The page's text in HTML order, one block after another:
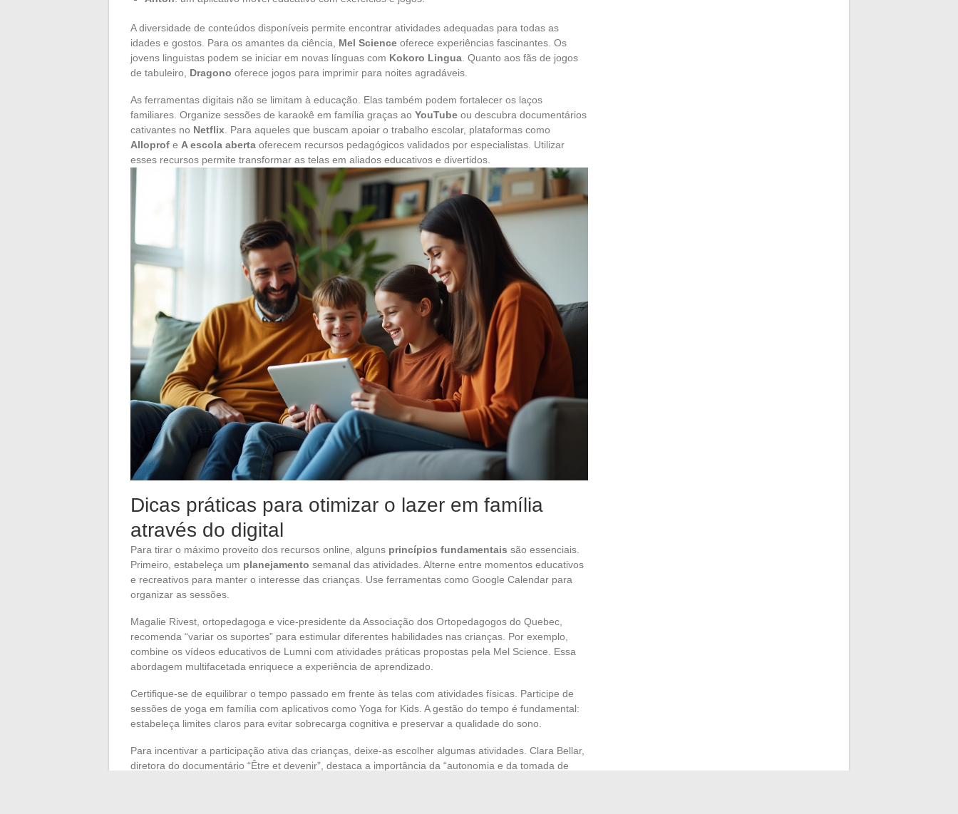
A diversidade de conteúdos disponíveis permite encontrar atividades adequadas para todas as
idades e gostos. Para os amantes da ciência, Mel Science oferece experiências fascinantes. Os
jovens linguistas podem se iniciar em novas línguas com Kokoro Lingua . Quanto aos fãs de jogos
de tabuleiro, Dragono oferece jogos para imprimir para noites agradáveis.
As ferramentas digitais não se limitam à educação. Elas também podem fortalecer os laços
familiares. Organize sessões de karaokê em família graças ao YouTube ou descubra documentários
cativantes no Netflix . Para aqueles que buscam apoiar o trabalho escolar, plataformas como
Alloprof e A escola aberta oferecem recursos pedagógicos validados por especialistas. Utilizar
esses recursos permite transformar as telas em aliados educativos e divertidos.
Dicas práticas para otimizar o lazer em família
através do digital
Para tirar o máximo proveito dos recursos online, alguns princípios fundamentais são essenciais.
Primeiro, estabeleça um planejamento semanal das atividades. Alterne entre momentos educativos
e recreativos para manter o interesse das crianças. Use ferramentas como Google Calendar para
organizar as sessões.
Magalie Rivest, ortopedagoga e vice-presidente da Associação dos Ortopedagogos do Quebec,
recomenda “variar os suportes” para estimular diferentes habilidades nas crianças. Por exemplo,
combine os vídeos educativos de Lumni com atividades práticas propostas pela Mel Science. Essa
abordagem multifacetada enriquece a experiência de aprendizado.
Certifique-se de equilibrar o tempo passado em frente às telas com atividades físicas. Participe de
sessões de yoga em família com aplicativos como Yoga for Kids. A gestão do tempo é fundamental:
estabeleça limites claros para evitar sobrecarga cognitiva e preservar a qualidade do sono.
Para incentivar a participação ativa das crianças, deixe-as escolher algumas atividades. Clara Bellar,
diretora do documentário “Être et devenir”, destaca a importância da “autonomia e da tomada de